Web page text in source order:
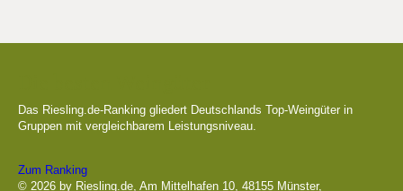
Das Riesling.de-Ranking gliedert Deutschlands Top-Weingüter in
Gruppen mit vergleichbarem Leistungsniveau.
Zum Ranking
© 2026 by Riesling.de, Am Mittelhafen 10, 48155 Münster,